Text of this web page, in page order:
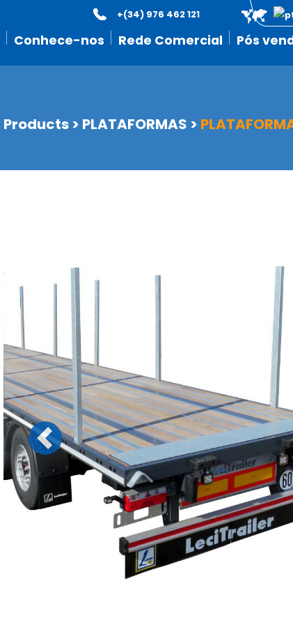
Conhece-nos Rede Comercial Pós
+(34) 976 462 121
Products> PLATAFORMAS >
Previous